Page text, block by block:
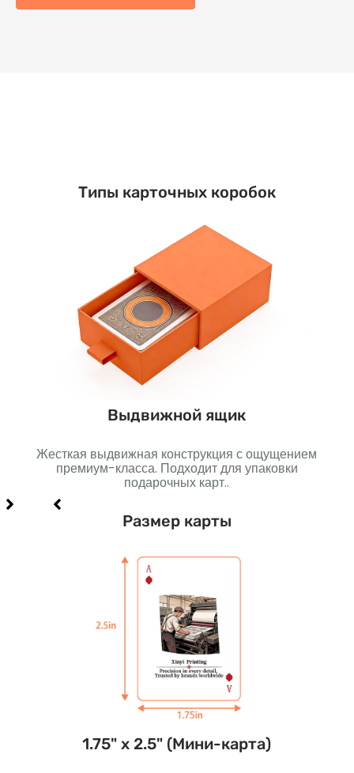
Типы карточных коробок
Выдвижной ящик
Жесткая выдвижная конструкция с ощущением
премиум-класса. Подходит для упаковки
подарочных карт..
Размер карты
1.75" х 2.5" (Мини-карта)